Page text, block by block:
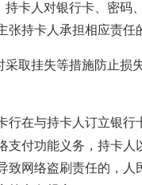
持卡人对银行卡、密码
张持卡人承担相应责任
采取挂失等措施防止损
行在与持卡人订立银行
支付功能义务，持卡
致网络盗刷责任的，